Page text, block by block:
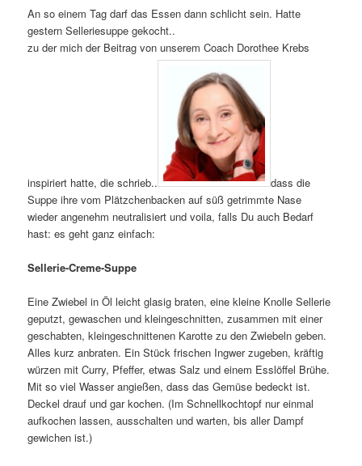
An so einem Tag darf das Essen dann schlicht sein. Hatte
gestern Selleriesuppe gekocht..
zu der mich der Beitrag von unserem Coach Dorothee Krebs
inspiriert hatte, die schrieb..
dass die
Suppe ihre vom Plätzchenbacken auf süß getrimmte Nase
wieder angenehm neutralisiert und voila, falls Du auch Bedarf
hast: es geht ganz einfach:
Sellerie-Creme-Suppe
Eine Zwiebel in Öl leicht glasig braten, eine kleine Knolle Sellerie
geputzt, gewaschen und kleingeschnitten, zusammen mit einer
geschabten, kleingeschnittenen Karotte zu den Zwiebeln geben.
Alles kurz anbraten. Ein Stück frischen Ingwer zugeben, kräftig
würzen mit Curry, Pfeffer, etwas Salz und einem Esslöffel Brühe.
Mit so viel Wasser angießen, dass das Gemüse bedeckt ist.
Deckel drauf und gar kochen. (Im Schnellkochtopf nur einmal
aufkochen lassen, ausschalten und warten, bis aller Dampf
gewichen ist.)